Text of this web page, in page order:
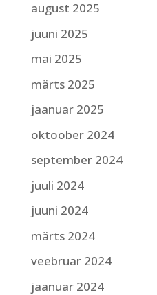
august 2025
juuni 2025
mai 2025
märts 2025
jaanuar 2025
oktoober 2024
september 2024
juuli 2024
juuni 2024
märts 2024
veebruar 2024
jaanuar 2024